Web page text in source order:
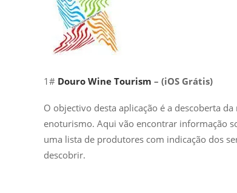
1# Douro Wine Tourism – (iOS Grátis)
O objectivo desta aplicação é a descoberta
enoturismo. Aqui vão encontrar informação
uma lista de produtores com indicação dos
descobrir.